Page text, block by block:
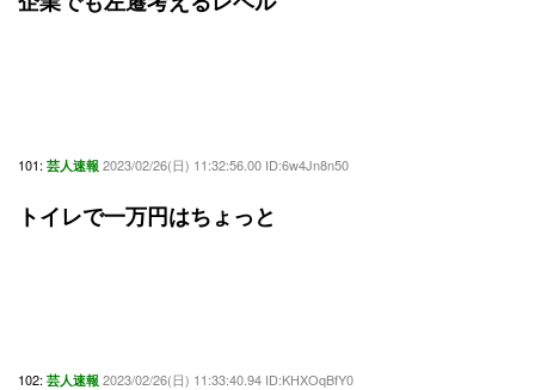
101: 芸人速報 2023/02/26(日) 11:32:56.00 ID:6w4Jn8n50
トイレで一万円はちょっと
102: 芸人速報 2023/02/26(日) 11:33:40.94 ID:KHXOqBfY0